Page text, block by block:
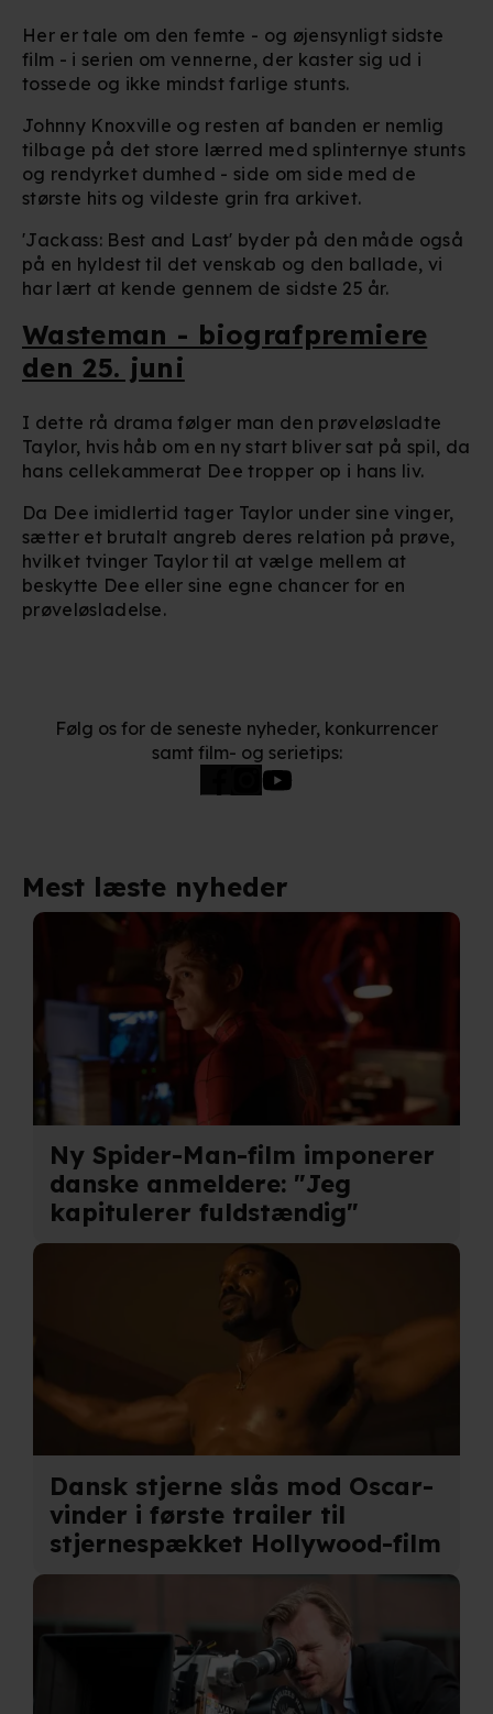
Her er tale om den femte - og øjensynligt sidste
film - i serien om vennerne, der kaster sig ud i
tossede og ikke mindst farlige stunts.
Johnny Knoxville og resten af banden er nemlig
tilbage på det store lærred med splinternye stunts
og rendyrket dumhed - side om side med de
største hits og vildeste grin fra arkivet.
'Jackass: Best and Last' byder på den måde også
på en hyldest til det venskab og den ballade, vi
har lært at kende gennem de sidste 25 år.
Wasteman - biografpremiere
den 25. juni
I dette rå drama følger man den prøveløsladte
Taylor, hvis håb om en ny start bliver sat på spil, da
hans cellekammerat Dee tropper op i hans liv.
Da Dee imidlertid tager Taylor under sine vinger,
sætter et brutalt angreb deres relation på prøve,
hvilket tvinger Taylor til at vælge mellem at
beskytte Dee eller sine egne chancer for en
prøveløsladelse.
Følg os for de seneste nyheder, konkurrencer
samt film- og serietips:
Mest læste nyheder
Ny Spider-Man-film imponerer
danske anmeldere: "Jeg
kapitulerer fuldstændig"
Dansk stjerne slås mod Oscar-
vinder i første trailer til
stjernespækket Hollywood-film